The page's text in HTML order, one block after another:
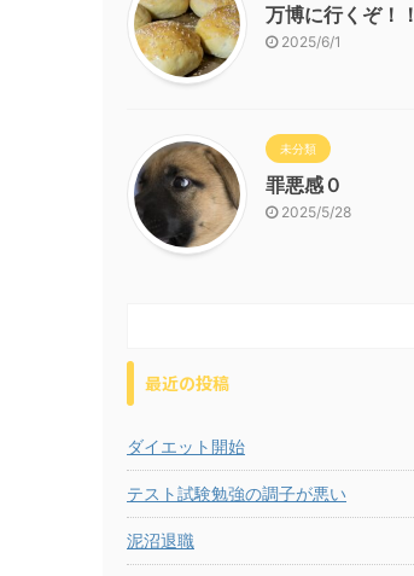
万博に行くぞ！！
2025/6/1
未分類
罪悪感０
2025/5/28
最近の投稿
ダイエット開始
テスト試験勉強の調子が悪い
泥沼退職